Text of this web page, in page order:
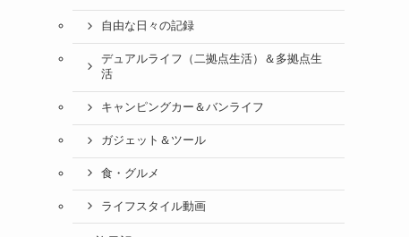
自由な日々の記録
デュアルライフ（二拠点生活）＆多拠点生
活
キャンピングカー＆バンライフ
ガジェット＆ツール
食・グルメ
ライフスタイル動画